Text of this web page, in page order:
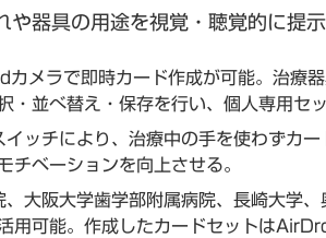
器具の用途を視覚・聴覚的に提
カメラで即時カード作成が可能。治
並べ替え・保存を行い、個人専用セ
ッチにより、治療中の手を使わずカ
チベーションを向上させる。
大阪大学歯学部附属病院、長崎大学
用可能。作成したカードセットは